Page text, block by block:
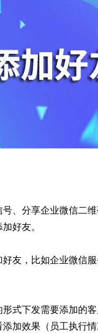
、分享企业微信二
好友。
好友，比如企业微信
式下发需要添加的
加效果（员工执行情